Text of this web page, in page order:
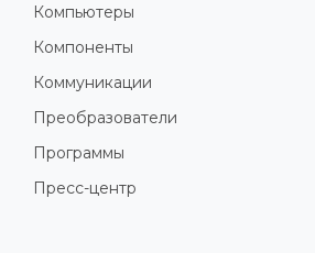
Компьютеры
Компоненты
Коммуникации
Преобразователи
Программы
Пресс-центр